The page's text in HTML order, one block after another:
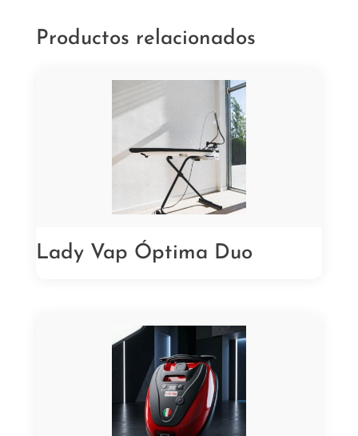
Productos relacionados
Lady Vap Óptima Duo